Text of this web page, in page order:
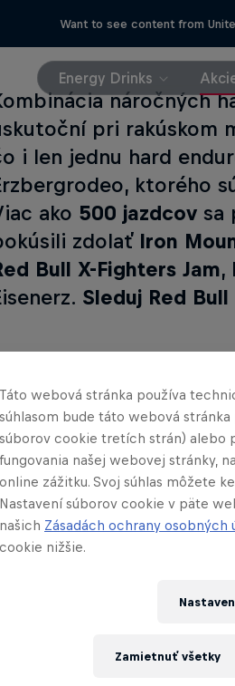
Want to see content from
Energy Drinks
náročných
pri rakúskom
i len jednu hard
ktorého
ako 500 jazdcov sa
zdolaťIron
Bull X-Fighters Jam,
Sleduj Red
Jonny Walker
United Kingdom
Táto webová stránka používa
súhlasom bude táto webová
súborov cookie tretích strán) alebo
fungovania našej webovej stránky,
online zážitku. Svoj súhlas môžete
Nastavení súborov cookie v päte
našich Zásadách ochrany osobných
cookie nižšie.
Zamietnuť všetky